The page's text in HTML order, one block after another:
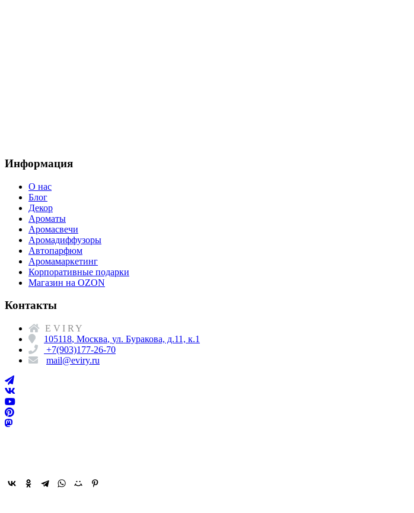
Информация
О нас
Блог
Декор
Ароматы
Аромасвечи
Аромадиффузоры
Автопарфюм
Аромамаркетинг
Корпоративные подарки
Магазин на OZON
Контакты
EVIRY
105118, Москва, ул. Буракова, д.11, к.1
+7(903)177-26-70
mail@eviry.ru